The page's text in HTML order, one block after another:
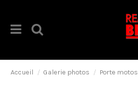
Accueil Galerie photos Porte motos